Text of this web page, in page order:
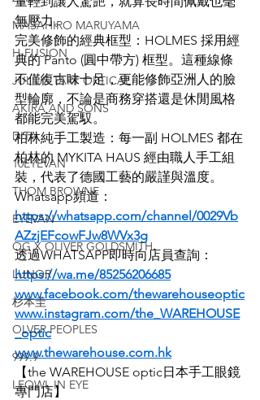
MASAHIRO MARUYAMA
H-FUSION
JULIUS TART OPTICAL
AKIRA AND SONS
DITA
10EYEVAN
THOM BROWNE
EYEVAN
OG X OLIVER GOLDSMITH
LUNOR
杉本圭
OLVER PEOPLES
999.9
LEOWL IN EYE
無壓力。
完美修飾的經典框型：HOLMES 採用經
典的 Panto (圓中帶方) 框型。這種線條
不僅復古味十足，更能修飾亞洲人的臉
型輪廓，不論是商務穿搭還是休閒風格
都能完美駕馭。
柏林純手工製造：每一副 HOLMES 都在
柏林的 MYKITA HAUS 經由職人手工組
裝，代表了德國工藝的嚴謹與溫度。
Whatsapp頻道：
https://whatsapp.com/channel/0029Vb
AZzjEFcowFJw8WVx3g
透過WHATSAPP即時向店員查詢：
https://wa.me/85256206685
www.facebook.com/thewarehouseoptic
www.instagram.com/the_WAREHOUSE
_optic
www.thewarehouse.com.hk
【the WAREHOUSE optic日本手工眼鏡
專門店】